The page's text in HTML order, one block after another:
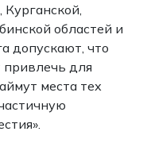
областей и
допускают, что
для
места тех